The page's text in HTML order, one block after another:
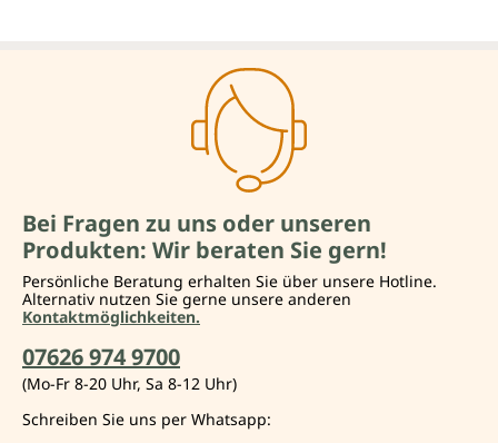
Bei Fragen zu uns oder unseren
Produkten: Wir beraten Sie gern!
Persönliche Beratung erhalten Sie über unsere Hotline.
Alternativ nutzen Sie gerne unsere anderen
Kontaktmöglichkeiten.
07626 974 9700
(Mo-Fr 8-20 Uhr, Sa 8-12 Uhr)
Schreiben Sie uns per Whatsapp: